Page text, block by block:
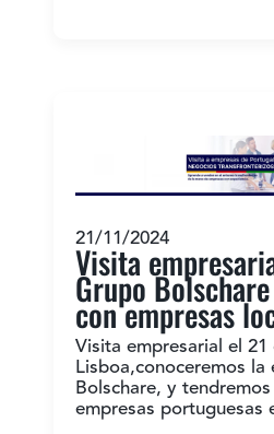
21/11/2024
Visita
Grupo
con empresas
Visita empresarial el
Lisboa,conoceremos la
Bolschare, y
empresas portuguesas